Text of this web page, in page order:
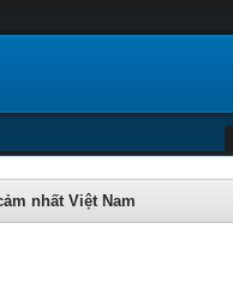
nhất Việt Nam